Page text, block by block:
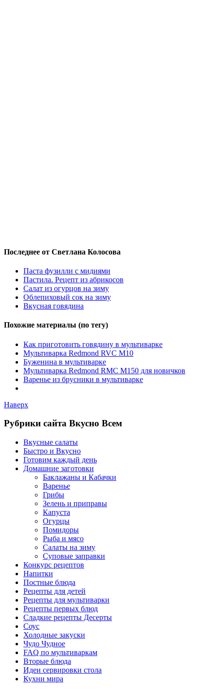
Последнее от Светлана Колосова
Паста фузилли с мидиями
Пастила. Рецепт из абрикосов
Салат из огурцов на зиму
Облепиховый сок на зиму
Вкусная говядина
Похожие материалы (по тегу)
Как приготовить говядину в мультиварке
Мультиварка Redmond RVC M10
Буженина в мультиварке
Мультиварка Redmond RMC M150 для новичков
Варенье из брусники в мультиварке
Наверх
Рубрики сайта Вкусно Всем
Вкусные салаты
Быстро и Вкусно
Готовим каждый день
Домашние заготовки
Баклажаны и Кабачки
Варенье
Грибы
Зелень и приправы
Капуста
Огурцы
Помидоры
Рыба и мясо
Салаты на зиму
Суповые заправки
Конкурс рецептов
Напитки
Постные блюда
Рецепты для детей
Рецепты для мультиварки
Рецепты первых блюд
Сладкие рецепты Десерты
Соус
Холодные закуски
Чудо Чудное
FAQ по мультиваркам
Вторые блюда
Идеи сервировки стола
Кухни мира